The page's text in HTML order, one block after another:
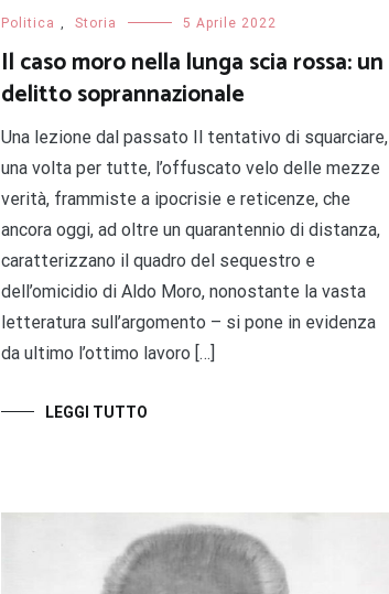
Politica , Storia 5 Aprile 2022
Il caso moro nella lunga scia rossa: un
delitto soprannazionale
Una lezione dal passato Il tentativo di squarciare,
una volta per tutte, l’offuscato velo delle mezze
verità, frammiste a ipocrisie e reticenze, che
ancora oggi, ad oltre un quarantennio di distanza,
caratterizzano il quadro del sequestro e
dell’omicidio di Aldo Moro, nonostante la vasta
letteratura sull’argomento – si pone in evidenza
da ultimo l’ottimo lavoro […]
LEGGI TUTTO